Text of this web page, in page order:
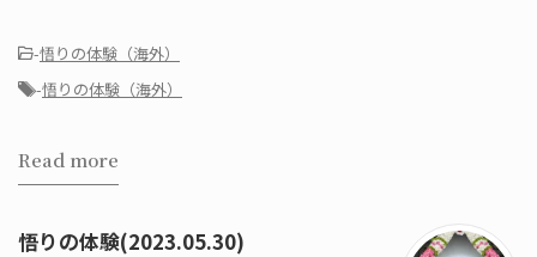
-悟りの体験（海外）
-悟りの体験（海外）
Read more
悟りの体験(2023.05.30)